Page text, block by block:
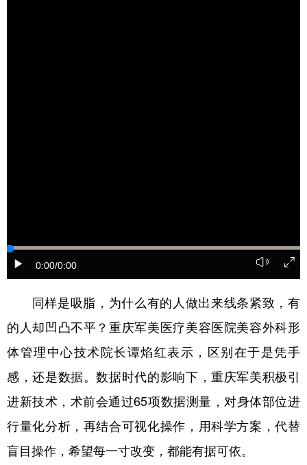
0:00/0:00
同样是吸脂，为什么有的人做出来线条紧致，有
的人却凹凸不平？重庆军美医疗美容医院美容外科形
体管理中心技术院长谭焰红表示，区别在于是凭手
感，还是数据。数据时代的影响下，重庆军美积极引
进新技术，术前会通过65项数据测量，对身体部位进
行量化分析，再结合可视化操作，用科学方案，代替
盲目操作，希望每一寸改变，都能有据可依。